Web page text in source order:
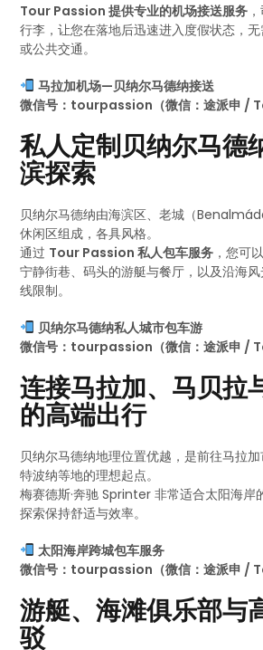
Tour Passion 提供专业的机场接送服务
行李，让您在落地后迅速进入度假状态，
或公共交通。
马拉加机场—贝纳尔马德纳接送
微信号：tourpassion（微信：途派申 /
私人定制贝纳尔马德
滨探索
贝纳尔马德纳由海滨区、老城（
休闲区组成，各具风格。
通过 Tour Passion 私人包车服务 ，您可
宁静街巷、码头的游艇与餐厅，以及沿海
线限制。
贝纳尔马德纳私人城市包车游
微信号：tourpassion（微信：途派申 /
连接马拉加、马贝拉
的高端出行
贝纳尔马德纳地理位置优越，是前往马拉
特波纳等地的理想起点。
梅赛德斯·奔驰 Sprinter 非常适合太阳海岸
探索保持舒适与效率。
太阳海岸跨城包车服务
微信号：tourpassion（微信：途派申 /
游艇、海滩俱乐部与
驳